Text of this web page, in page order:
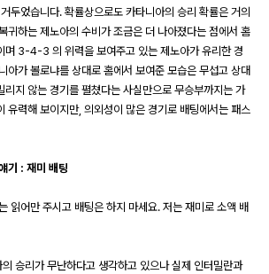
두었습니다. 확률상으로도 카타니아의 승리 확률은 거의
귀하는 제노아의 수비가 조금은 더 나아졌다는 점에서 홈
며 3-4-3 의 위력을 보여주고 있는 제노아가 유리한 경
아가 볼로냐를 상대로 홈에서 보여준 모습은 무섭고 상대
리지 않는 경기를 펼쳤다는 사실만으로 무승부까지는 가
유력해 보이지만, 의외성이 많은 경기로 배팅에서는 패스
기 : 재미 배팅
읽어만 주시고 배팅은 하지 마세요. 저는 재미로 소액 배
승리가 무난하다고 생각하고 있으나 실제 인터밀란과